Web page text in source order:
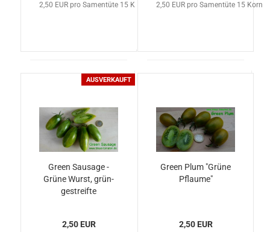
2,50 EUR pro Samentüte 15 Korn 2,50 EUR pro Samentüte 15 Korn
AUSVERKAUFT
Green Sausage -
Grüne Wurst, grün-
gestreifte
2,50 EUR
Green Plum "Grüne
Pflaume"
2,50 EUR